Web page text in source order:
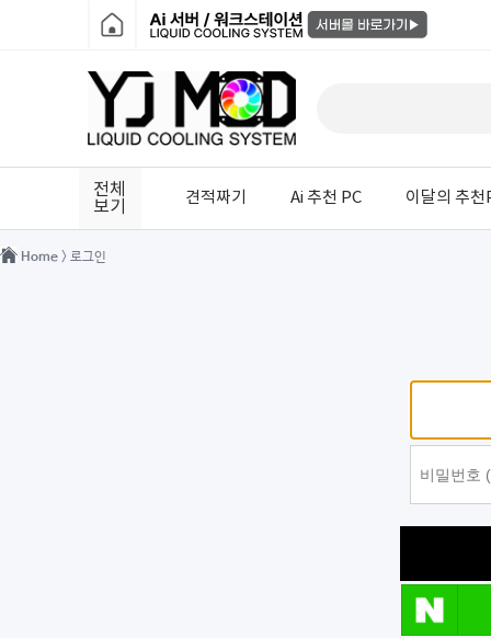
전체
보기
견적짜기 Ai 추천 PC 이달의 추천
Home > 로그인